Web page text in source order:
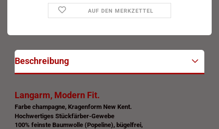
AUF DEN MERKZETTEL
Beschreibung
Langarm, Modern Fit.
Farbe champagne, Kragenform New Kent.
Hochwertiges Stückfärber-Gewebe
100% feinste Baumwolle (Popeline), bügelfrei,